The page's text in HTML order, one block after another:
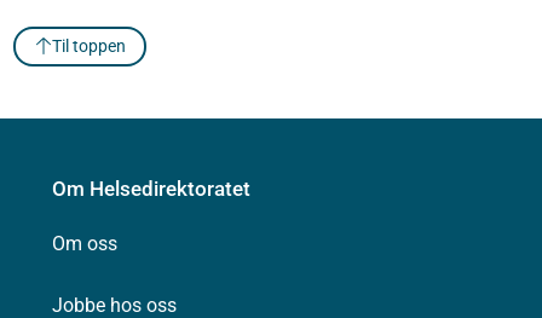
Til toppen
Om Helsedirektoratet
Om oss
Jobbe hos oss